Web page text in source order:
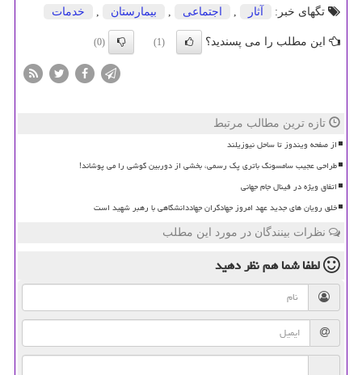
تگهای خبر:
آثار اجتماعی بیمارستان خدمات
این مطلب را می پسندید؟ (1)
(0)
تازه ترین مطالب مرتبط
از صفحه ویندوز تا ساحل نیوزیلند
طراحی عجیب سامسونگ باتری پک رسمی، بخشی از دوربین گوشی را می پوشاند!
اتفاق ویژه در فینال جام جهانی
خلق رویان های جدید عهد امروز جهادگران جهاددانشگاهی با رهبر شهید است
نظرات بینندگان در مورد این مطلب
لطفا شما همنظر دهید